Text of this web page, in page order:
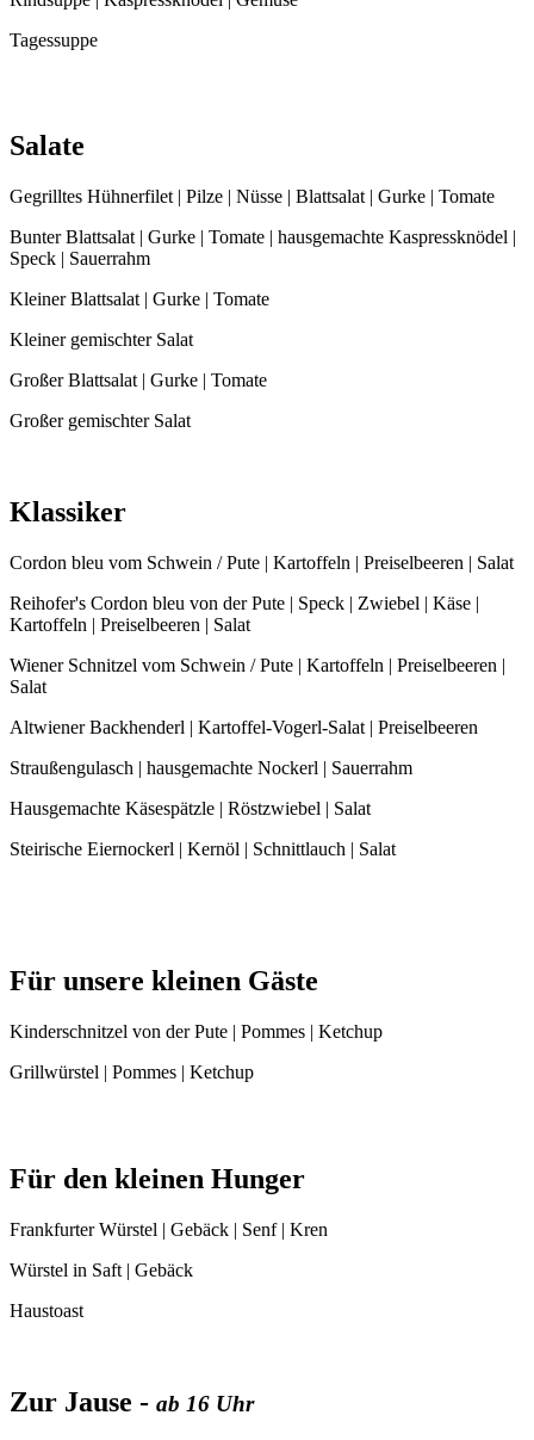
Tagessuppe
Salate
Gegrilltes Hühnerfilet | Pilze | Nüsse | Blattsalat | Gurke | Tomate
Bunter Blattsalat | Gurke | Tomate | hausgemachte Kaspressknödel |
Speck | Sauerrahm
Kleiner Blattsalat | Gurke | Tomate
Kleiner gemischter Salat
Großer Blattsalat | Gurke | Tomate
Großer gemischter Salat
Klassiker
Cordon bleu vom Schwein / Pute | Kartoffeln | Preiselbeeren | Salat
Reihofer's Cordon bleu von der Pute | Speck | Zwiebel | Käse |
Kartoffeln | Preiselbeeren | Salat
Wiener Schnitzel vom Schwein / Pute | Kartoffeln | Preiselbeeren |
Salat
Altwiener Backhenderl | Kartoffel-Vogerl-Salat | Preiselbeeren
Straußengulasch | hausgemachte Nockerl | Sauerrahm
Hausgemachte Käsespätzle | Röstzwiebel | Salat
Steirische Eiernockerl | Kernöl | Schnittlauch | Salat
Für unsere kleinen Gäste
Kinderschnitzel von der Pute | Pommes | Ketchup
Grillwürstel | Pommes | Ketchup
Für den kleinen Hunger
Frankfurter Würstel | Gebäck | Senf | Kren
Würstel in Saft | Gebäck
Haustoast
Zur Jause - ab 16 Uhr